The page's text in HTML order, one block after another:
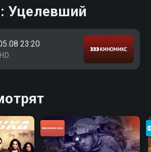
Уцелевший
23:20